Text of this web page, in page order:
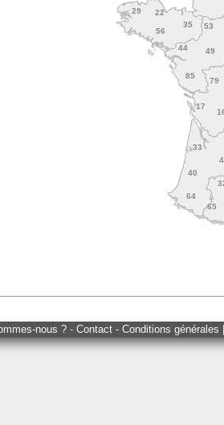
17
22
29
33
35
40
44 49
53
56
64
65
79
85
nous ? - Contact - Conditions générales